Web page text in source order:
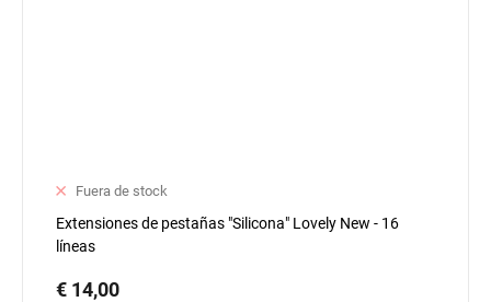
Fuera de stock
Extensiones de pestañas "Silicona" Lovely New - 16
líneas
€ 14,00